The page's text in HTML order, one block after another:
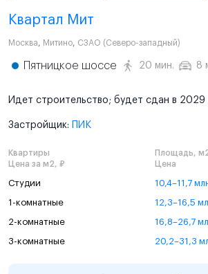
Квартал Мит
Москва, Митино, СЗАО (Северо-западный)
Пятницкое шоссе 20 мин. 8
Идет строительство; будет сдан в 2029
Застройщик: ПИК
Квартиры
Площадь,
Цена за м2, ₽
Цена
Студии 10,4–11,7
1-комнатные 12,3–16,5
2-комнатные 16,8–26,7
3-комнатные 20,2–31,3